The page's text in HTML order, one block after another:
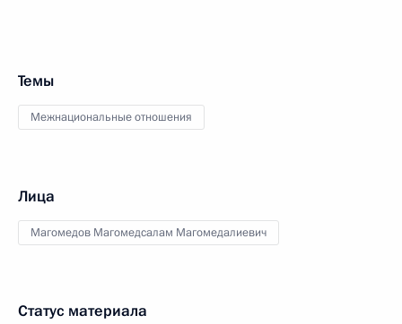
Темы
Межнациональные отношения
Лица
Магомедов Магомедсалам Магомедалиевич
Статус материала